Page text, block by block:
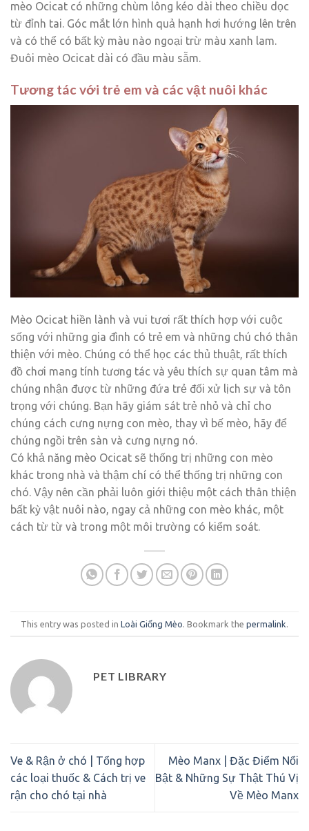
mèo Ocicat có những chùm lông kéo dài theo chiều dọc
từ đỉnh tai. Góc mắt lớn hình quả hạnh hơi hướng lên trên
và có thể có bất kỳ màu nào ngoại trừ màu xanh lam.
Đuôi mèo Ocicat dài có đầu màu sẫm.
Tương tác với trẻ em và các vật nuôi khác
Mèo Ocicat hiền lành và vui tươi rất thích hợp với cuộc
sống với những gia đình có trẻ em và những chú chó thân
thiện với mèo. Chúng có thể học các thủ thuật, rất thích
đồ chơi mang tính tương tác và yêu thích sự quan tâm mà
chúng nhận được từ những đứa trẻ đối xử lịch sự và tôn
trọng với chúng. Bạn hãy giám sát trẻ nhỏ và chỉ cho
chúng cách cưng nựng con mèo, thay vì bế mèo, hãy để
chúng ngồi trên sàn và cưng nựng nó.
Có khả năng mèo Ocicat sẽ thống trị những con mèo
khác trong nhà và thậm chí có thể thống trị những con
chó. Vậy nên cần phải luôn giới thiệu một cách thân thiện
bất kỳ vật nuôi nào, ngay cả những con mèo khác, một
cách từ từ và trong một môi trường có kiểm soát.
This entry was posted in Loài Giống Mèo . Bookmark the permalink
PET LIBRARY
Ve & Rận ở chó | Tổng hợp
các loại thuốc & Cách trị ve
rận cho chó tại nhà
Mèo Manx | Đặc Điểm Nổi
Bật & Những Sự Thật Thú Vị
Về Mèo Manx